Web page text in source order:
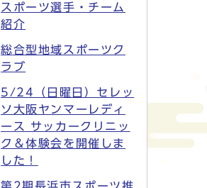
スポーツ選手・チーム
紹介
総合型地域スポーツク
ラブ
5/24（日曜日）セレッ
ソ大阪ヤンマーレディ
ース サッカークリニッ
ク＆体験会を開催しま
した！